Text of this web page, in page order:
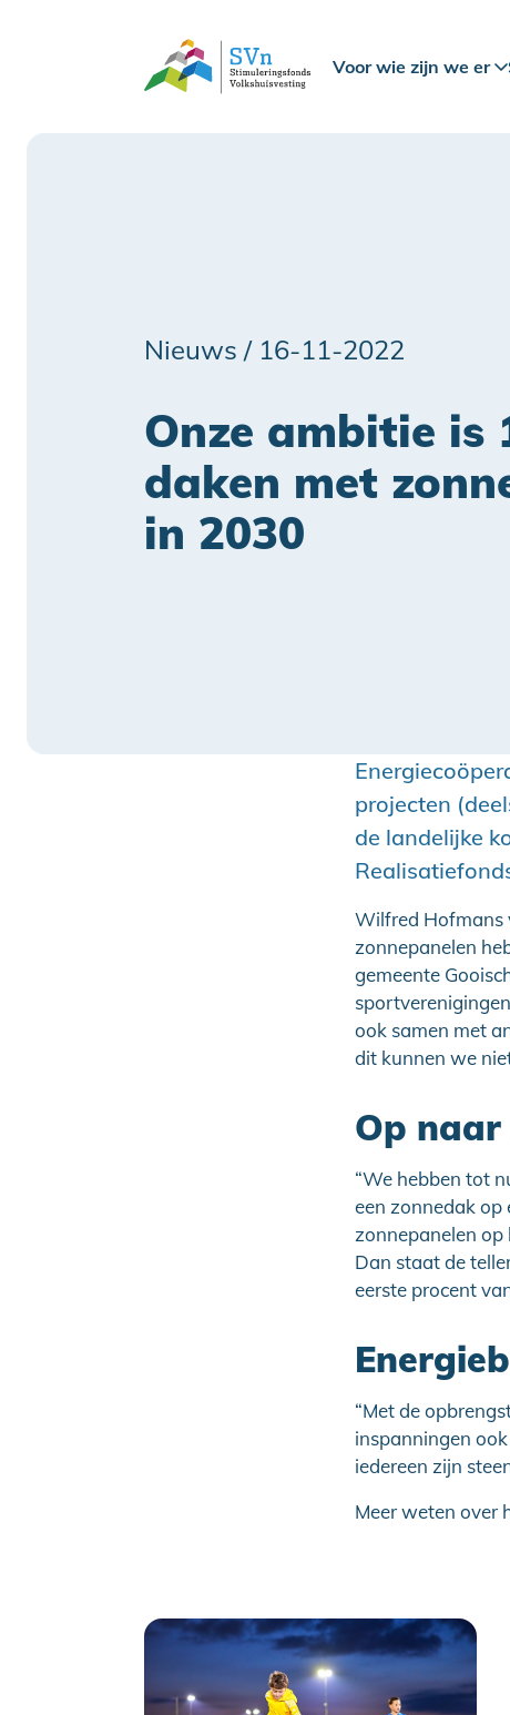
Voor wie zijn we er
Nieuws / 16-11-2022
Onze ambitie is
daken met
in 2030
projecten
de landelijke
Wilfred Hofmans
zonnepanelen
gemeente
ook samen met
dit kunnen we
Op naar
“We hebben tot
een zonnedak op
zonnepanelen
Dan staat de
eerste procent
“Met de
inspanningen
iedereen zijn
Meer weten over